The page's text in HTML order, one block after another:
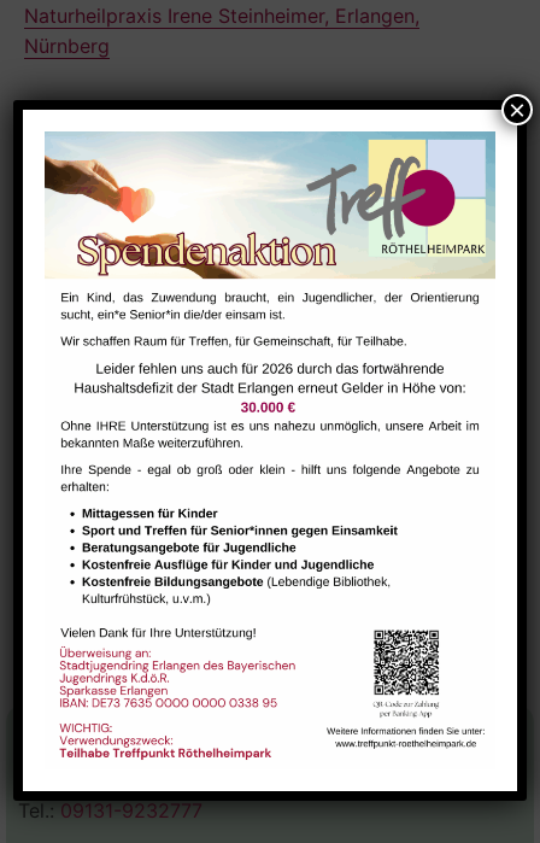
Naturheilpraxis Irene Steinheimer, Erlangen,
Nürnberg
Zum Kalender hinzufügen
DETAILS
Datum:
August 3
19:30 - 21:00
Serien:
Yoga Kurs – Irene Steinheimer
VERANSTALTUNGSORT
Carsharing NextSteps / BabySteps (1-3 Jahre)
Stadtteilhaus
Tel.: 09131-9232777